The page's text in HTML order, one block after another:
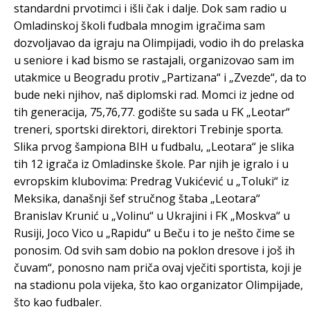
standardni prvotimci i išli čak i dalje. Dok sam radio u
Omladinskoj školi fudbala mnogim igračima sam
dozvoljavao da igraju na Olimpijadi, vodio ih do prelaska
u seniore i kad bismo se rastajali, organizovao sam im
utakmice u Beogradu protiv „Partizana“ i „Zvezde“, da to
bude neki njihov, naš diplomski rad. Momci iz jedne od
tih generacija, 75,76,77. godište su sada u FK „Leotar“
treneri, sportski direktori, direktori Trebinje sporta.
Slika prvog šampiona BIH u fudbalu, „Leotara“ je slika
tih 12 igrača iz Omladinske škole. Par njih je igralo i u
evropskim klubovima: Predrag Vukićević u „Toluki“ iz
Meksika, današnji šef stručnog štaba „Leotara“
Branislav Krunić u „Volinu“ u Ukrajini i FK „Moskva“ u
Rusiji, Joco Vico u „Rapidu“ u Beču i to je nešto čime se
ponosim. Od svih sam dobio na poklon dresove i još ih
čuvam“, ponosno nam priča ovaj vječiti sportista, koji je
na stadionu pola vijeka, što kao organizator Olimpijade,
što kao fudbaler.